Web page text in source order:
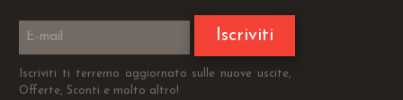
Iscriviti
Iscriviti ti terremo aggiornato sulle nuove uscite,
Offerte, Sconti e molto altro!